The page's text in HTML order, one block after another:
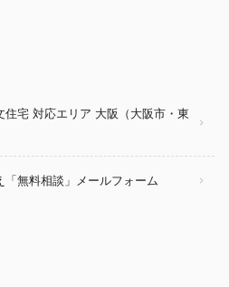
住宅 対応エリア 大阪（大阪市・東
無料相談」メールフォーム